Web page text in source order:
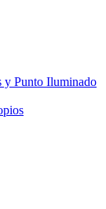
y Punto Iluminado